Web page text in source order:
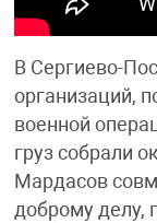
В Сергиево-
организаций,
военной
груз собрали
Мардасов
доброму делу,